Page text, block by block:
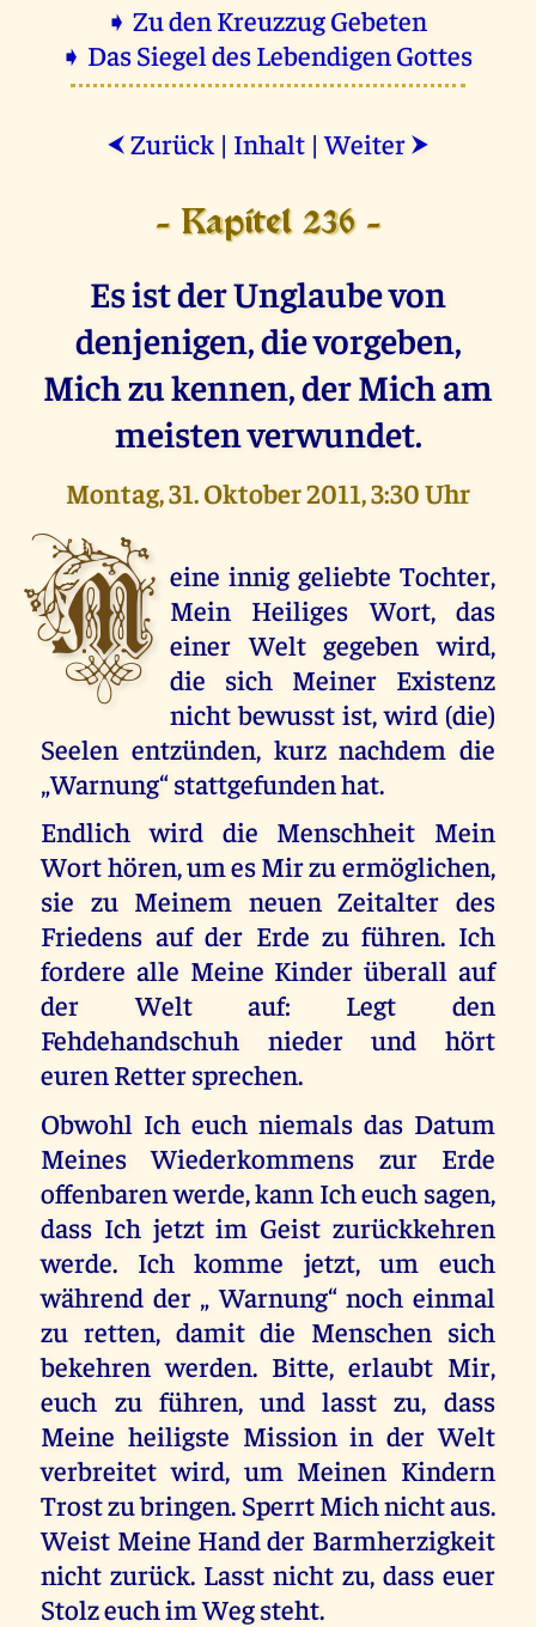
➧ Zu den Kreuzzug Gebeten
➧ Das Siegel des Lebendigen Gottes
⮜ Zurück | Inhalt |Weiter ⮞
- Kapitel 236 -
Es ist der Unglaube von
denjenigen, die vorgeben,
Mich zu kennen, der Mich am
meisten verwundet.
Montag, 31. Oktober 2011, 3:30 Uhr
M eine innig geliebte Tochter,
Mein Heiliges Wort, das
einer Welt gegeben wird,
die sich Meiner Existenz
nicht bewusst ist, wird (die)
Seelen entzünden, kurz nachdem die
„Warnung“ stattgefunden hat.
Endlich wird die Menschheit Mein
Wort hören, um es Mir zu ermöglichen,
sie zu Meinem neuen Zeitalter des
Friedens auf der Erde zu führen. Ich
fordere alle Meine Kinder überall auf
der Welt auf: Legt den
Fehdehandschuh nieder und hört
euren Retter sprechen.
Obwohl Ich euch niemals das Datum
Meines Wiederkommens zur Erde
offenbaren werde, kann Ich euch sagen,
dass Ich jetzt im Geist zurückkehren
werde. Ich komme jetzt, um euch
während der „ Warnung“ noch einmal
zu retten, damit die Menschen sich
bekehren werden. Bitte, erlaubt Mir,
euch zu führen, und lasst zu, dass
Meine heiligste Mission in der Welt
verbreitet wird, um Meinen Kindern
Trost zu bringen. Sperrt Mich nicht aus.
Weist Meine Hand der Barmherzigkeit
nicht zurück. Lasst nicht zu, dass euer
Stolz euch im Weg steht.